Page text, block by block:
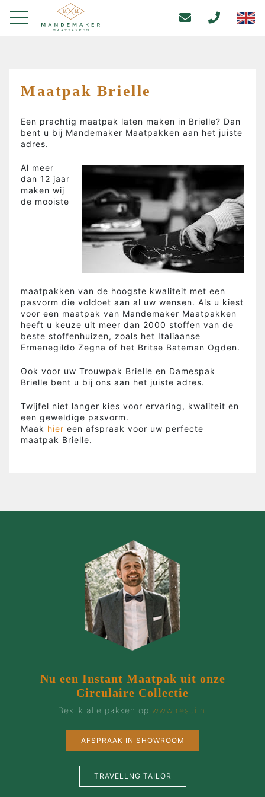
Maatpak Brielle
Een prachtig maatpak laten maken in Brielle? Dan
bent u bij Mandemaker Maatpakken aan het juiste
adres.
Al meer
dan 12 jaar
maken wij
de mooiste
maatpakken van de hoogste kwaliteit met een
pasvorm die voldoet aan al uw wensen. Als u kiest
voor een maatpak van Mandemaker Maatpakken
heeft u keuze uit meer dan 2000 stoffen van de
beste stoffenhuizen, zoals het Italiaanse
Ermenegildo Zegna of het Britse Bateman Ogden.
Ook voor uw Trouwpak Brielle en Damespak
Brielle bent u bij ons aan het juiste adres.
Twijfel niet langer kies voor ervaring, kwaliteit en
een geweldige pasvorm.
Maak hier een afspraak voor uw perfecte
maatpak Brielle.
Nu een Instant Maatpak uit onze
Circulaire Collectie
Bekijk alle pakken op www.resui.nl
AFSPRAAK IN SHOWROOM
TRAVELLNG TAILOR